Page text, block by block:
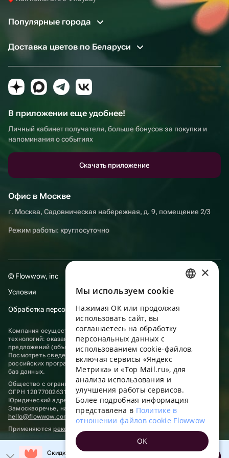
Популярные города
Доставка цветов по Беларуси
В приложении еще удобнее!
Личный кабинет получателя, больше бонусов за покупки и
напоминания о событиях
Скачать приложение
Офис в Москве
г. Москва, Садовническая набережная, д. 9, помещение 2/3
Режим работы: круглосуточно
© Flowwow, inc
Условия
Обработка персональных данных
Компания осуществляет деятельность в области информационных
технологий: оказание услуг в сети “Интернет” по размещению
предложений (объявлений) продавцов о реализации товаров.
Посмотретьсведения о программах
, включенных в реестр
российских программ для электронных вычислительных машин и
баз данных.
Общество с ограниченной ответственностью «ФЛАУВАУ»
ОГРН 1207700263198, ИНН 9702020445
Юридический адрес: г. Москва, вн.тер. г. Муниципальный округ
Замоскворечье, наб. Садовническая, д. 9, помещ. 2/3.
hello@flowwow.com
8 800 555-16-15
Применяютсярекомендательные технологии
Скидка до 10% на первый заказ!
ENGLISH
UKRAINIAN
PORTUGUESE
FRENCH
TURKISH
×
Мы используем сookie
Нажимая ОК или продолжая
использовать сайт, вы
соглашаетесь на обработку
персональных данных с
использованием cookie-файлов,
включая сервисы «Яндекс
Метрика» и «Top Mail.ru», для
анализа использования и
улучшения работы сервисов.
Более подробная информация
представлена в Политике в
отношении файлов cookie Flowwow
OK